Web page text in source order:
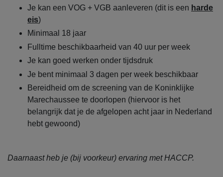
Je kan een VOG + VGB aanleveren (dit is een harde
eis)
Minimaal 18 jaar
Fulltime beschikbaarheid van 40 uur per week
Je kan goed werken onder tijdsdruk
Je bent minimaal 3 dagen per week beschikbaar
Bereidheid om de screening van de Koninklijke
Marechaussee te doorlopen (hiervoor is het
belangrijk dat je de afgelopen acht jaar in Nederland
hebt gewoond)
Daarnaast heb je (bij voorkeur) ervaring met HACCP.